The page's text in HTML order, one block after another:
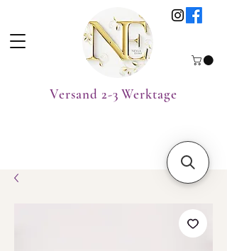
Versand 2-3 Werktage